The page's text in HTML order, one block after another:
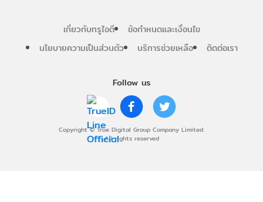
Follow us
Copyright © True Digital Group Company Limited.
All rights reserved
เกี่ยวกับทรูไอดี
ข้อกำหนดและเงื่อนไข
นโยบายความเป็นส่วนตัว
บริการช่วยเหลือ ติดต่อเรา